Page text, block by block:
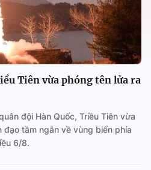
Tiên vừa phóng tên lửa ra
đội Hàn Quốc, Triều Tiên vừa
tầm ngắn về vùng biển phía
6/8.